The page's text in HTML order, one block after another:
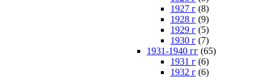
1927 г (8)
1928 г (9)
1929 г (5)
1930 г (7)
1931-1940 гг (65)
1931 г (6)
1932 г (6)